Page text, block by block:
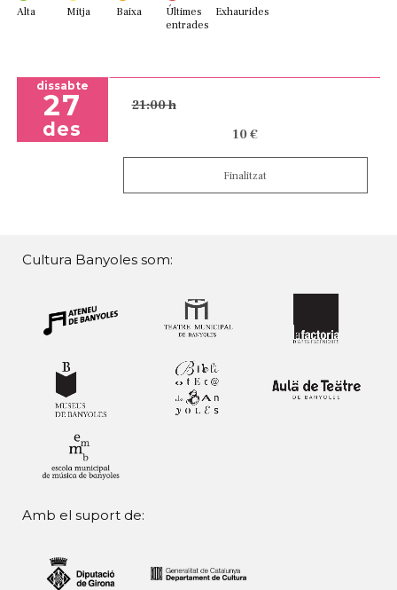
Alta Mitja Baixa
Últimes
entrades
Exhaurides
dissabte
27
des
21:00 h
10 €
Finalitzat
Cultura Banyoles som:
Amb el suport de: